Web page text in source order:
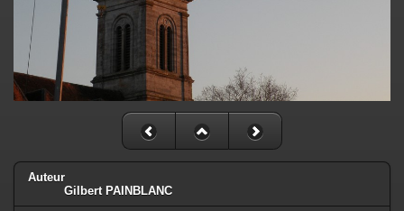
Auteur
Gilbert PAINBLANC